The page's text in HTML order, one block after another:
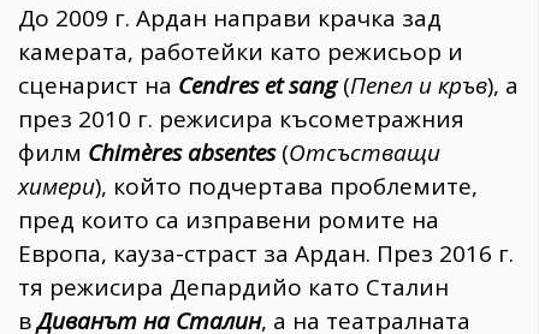
До 2009 г. Ардан направи крачка зад
камерата, работейки като режисьор и
сценарист на Cendres et sang (Пепел и кръв), а
през 2010 г. режисира късометражния
филм Chimères absentes(Отсъстващи
химери), който подчертава проблемите,
пред които са изправени ромите на
Европа, кауза-страст за Ардан. През 2016 г.
тя режисира Депардийо като Сталин
вДиванът на Сталин, а на театралната